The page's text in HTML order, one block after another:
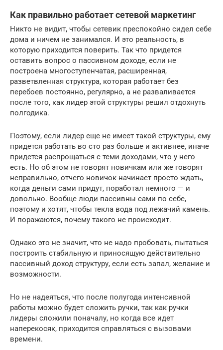
Как правильно работает сетевой маркетинг
Никто не видит, чтобы сетевик преспокойно сидел себе
дома и ничем не занимался. И это реальность, в
которую приходится поверить. Так что придется
оставить вопрос о пассивном доходе, если не
построена многоступенчатая, расширенная,
разветвленная структура, которая работает без
перебоев постоянно, регулярно, а не разваливается
после того, как лидер этой структуры решил отдохнуть
полгодика.
Поэтому, если лидер еще не имеет такой структуры, ему
придется работать во сто раз больше и активнее, иначе
придется распрощаться с теми доходами, что у него
есть. Но об этом не говорят новичкам или же говорят
неправильно, отчего новичок начинает просто ждать,
когда деньги сами придут, поработал немного — и
довольно. Вообще люди пассивны сами по себе,
поэтому и хотят, чтобы текла вода под лежачий камень.
И поражаются, почему такого не происходит.
Однако это не значит, что не надо пробовать, пытаться
построить стабильную и приносящую действительно
пассивный доход структуру, если есть запал, желание и
возможности.
Но не надеяться, что после полугода интенсивной
работы можно будет сложить ручки, так как ручки
лидеры сложили поначалу, но когда все идет
наперекосяк, приходится справляться с вызовами
времени.